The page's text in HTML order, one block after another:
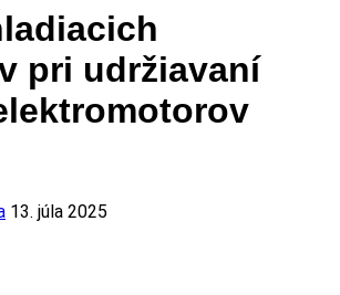
pri udržiavaní
13. júla 2025